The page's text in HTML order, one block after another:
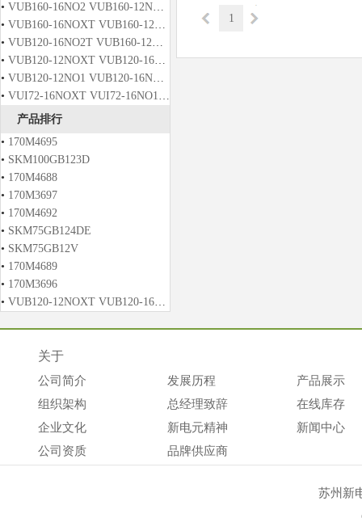
• VUB160-16NO2 VUB160-12NO2T VUB160-16NO2T VUO121-16NO1
• VUB160-16NOXT VUB160-12NO1 VUB160-16NO1 VUB160-12NO2
• VUB120-16NO2T VUB160-12NOX VUB160-16NOX VUB160-12NOXT
• VUB120-12NOXT VUB120-16NOXT VUB120-12NO2T VUB120-14NO2T
• VUB120-12NO1 VUB120-16NO1 VUB120-12NO2 VUB120-16NO2
• VUI72-16NOXT VUI72-16NO1 VUO121-12NO1 VUO121-14NO1
产品排行
• 170M4695
• SKM100GB123D
• 170M4688
• 170M3697
• 170M4692
• SKM75GB124DE
• SKM75GB12V
• 170M4689
• 170M3696
• VUB120-12NOXT VUB120-16NOXT VUB120-12NO2T VUB120-14NO2T
1
关于
公司简介
组织架构
企业文化
公司资质
发展历程
总经理致辞
新电元精神
品牌供应商
产品展示
在线库存
新闻中心
苏州新